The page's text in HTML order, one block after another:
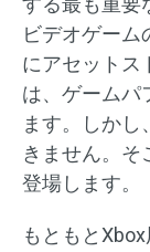
ビデオゲー
にアセットス
は、ゲームパ
ます。しかし
きません。そ
登場します。
もともと